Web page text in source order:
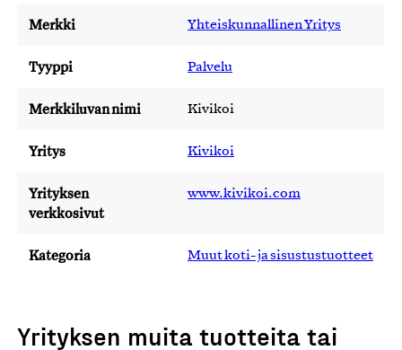
Merkki Yhteiskunnallinen Yritys
Tyyppi Palvelu
Merkkiluvan nimi Kivikoi
Yritys Kivikoi
Yrityksen
verkkosivut
www.kivikoi.com
Kategoria Muut koti- ja sisustustuotteet
Yrityksen muita tuotteita tai